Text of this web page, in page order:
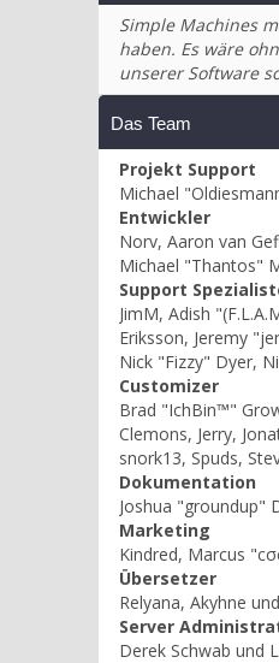
Simple Machines
haben. Es wäre
unserer Software
Das Team
Projekt Support
Michael
Entwickler
Norv, Aaron van
Michael "Thantos"
Support
JimM, Adish
Eriksson, Jeremy
Nick "Fizzy" Dyer,
Customizer
Brad "IchBin™"
Clemons, Jerry,
snork13, Spuds,
Dokumentation
Joshua "groundup"
Marketing
Kindred, Marcus
Übersetzer
Relyana, Akyhne
Server
Derek Schwab und